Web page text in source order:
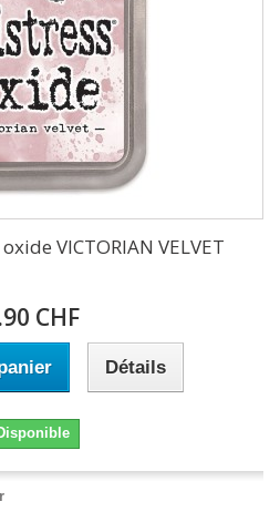
VICTORIAN VELVET
CHF
Détails